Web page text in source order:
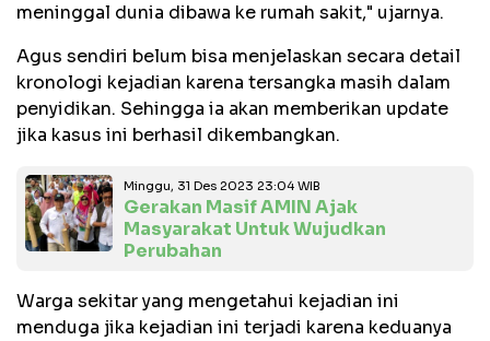
meninggal dunia dibawa ke rumah sakit," ujarnya.
Agus sendiri belum bisa menjelaskan secara detail
kronologi kejadian karena tersangka masih dalam
penyidikan. Sehingga ia akan memberikan update
jika kasus ini berhasil dikembangkan.
Minggu, 31 Des 2023 23:04 WIB
Gerakan Masif AMIN Ajak
Masyarakat Untuk Wujudkan
Perubahan
Warga sekitar yang mengetahui kejadian ini
menduga jika kejadian ini terjadi karena keduanya